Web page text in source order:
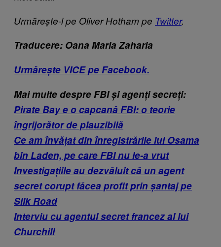
Urmărește-l pe Oliver Hotham pe Twitter.
Traducere: Oana Maria Zaharia
Urmărește VICE pe Facebook.
Mai multe despre FBI și agenți secreți:
Pirate Bay e o capcană FBI: o teorie
îngrijorător de plauzibilă
Ce am învățat din înregistrările lui Osama
bin Laden, pe care FBI nu le-a vrut
Investigațiile au dezvăluit că un agent
secret corupt făcea profit prin șantaj pe
Silk Road
Interviu cu agentul secret francez al lui
Churchill